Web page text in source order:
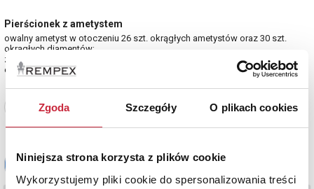
Zgoda Szczegóły O plikach cookies
Niniejsza strona korzysta z plików cookie
Wykorzystujemy pliki cookie do spersonalizowania treści
Pierścionek z ametystem
owalny ametyst w otoczeniu 26 szt. okrągłych ametystów oraz 30 szt.
okrągłych diamentów;
złoto pr. 0.750, masa całkowita 6.210 g., rozm. pierścionka 14.
estymacja: 12 000 - 14 000 zł
Zobacz pełne informacje